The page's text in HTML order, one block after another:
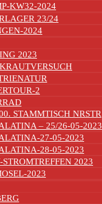
KW32-2024
23/24
2024
2023
2
STAMMTISCH NRSTR
– 25/26-05-2023
27-05-2023
28-05-2023
STROMTREFFEN 2023
2023